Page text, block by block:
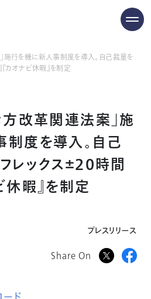
施行を機に新人事制度を導入。自己裁量を
カオナビ休暇』を制定
方改革関連法案」施
度を導入。自己
レックス±20時間
休暇』を制定
プレスリリース
Share On